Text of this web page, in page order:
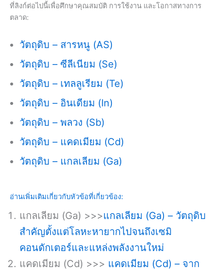
ที่ลิงก์ต่อไปนี้เพื่อศึกษาคุณสมบัติ การใช้งาน และโอกาสทางการ
ตลาด:
วัตถุดิบ – สารหนู (AS)
วัตถุดิบ – ซีลีเนียม (Se)
วัตถุดิบ – เทลลูเรียม (Te)
วัตถุดิบ – อินเดียม (In)
วัตถุดิบ – พลวง (Sb)
วัตถุดิบ – แคดเมียม (Cd)
วัตถุดิบ – แกลเลียม (Ga)
อ่านเพิ่มเติมเกี่ยวกับหัวข้อที่เกี่ยวข้อง:
แกลเลียม (Ga) >>>แกลเลียม (Ga) – วัตถุดิบ
สำคัญตั้งแต่โลหะหายากไปจนถึงเซมิ
คอนดักเตอร์และแหล่งพลังงานใหม่
แคดเมียม (Cd) >>> แคดเมียม (Cd) – จาก